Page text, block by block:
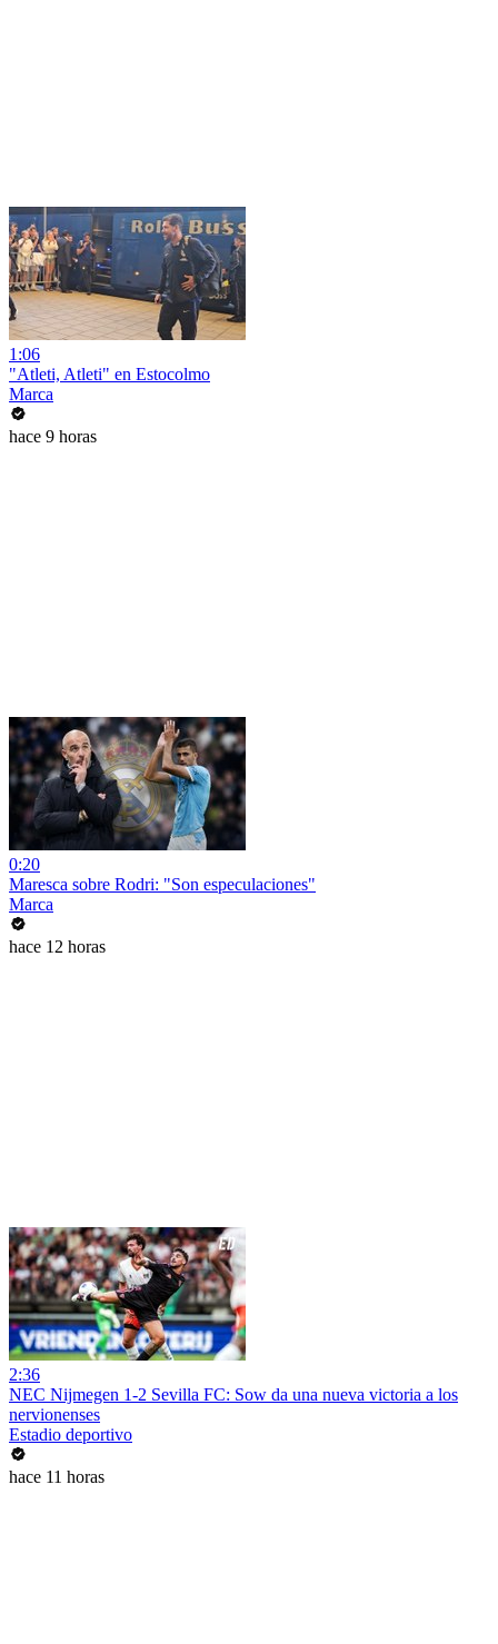
1:06
"Atleti, Atleti" en Estocolmo
Marca
hace 9 horas
0:20
Maresca sobre Rodri: "Son especulaciones"
Marca
hace 12 horas
2:36
NEC Nijmegen 1-2 Sevilla FC: Sow da una nueva victoria a los
nervionenses
Estadio deportivo
hace 11 horas